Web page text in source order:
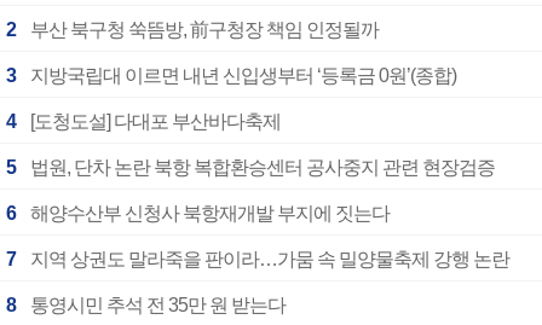
2 부산 북구청 쑥뜸방, 前구청장 책임 인정될까
3 지방국립대 이르면 내년 신입생부터 ‘등록금 0원’(종합)
4 [도청도설] 다대포 부산바다축제
5 법원, 단차 논란 북항 복합환승센터 공사중지 관련 현장검증
6 해양수산부 신청사 북항재개발 부지에 짓는다
7 지역 상권도 말라죽을 판이라…가뭄 속 밀양물축제 강행 논란
8 통영시민 추석 전 35만 원 받는다